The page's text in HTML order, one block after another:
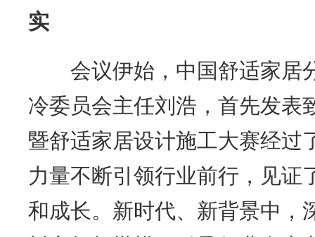
实
会议伊始，中国舒适家居
冷委员会主任刘浩，首先发表
暨舒适家居设计施工大赛经过
力量不断引领行业前行，见证
和成长。新时代、新背景中，